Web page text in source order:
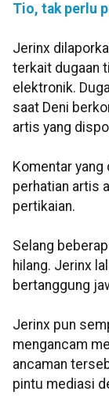
Tio, tak perlu
Jerinx
terkait dugaan
elektronik.
saat Deni
artis yang
Komentar yang
perhatian artis
pertikaian.
Selang
hilang. Jerinx
bertanggung
Jerinx pun
mengancam
ancaman
pintu mediasi